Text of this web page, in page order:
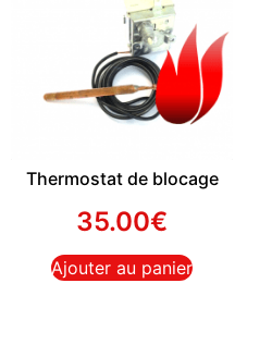
Thermostat de blocage
35.00€
Ajouter au panier